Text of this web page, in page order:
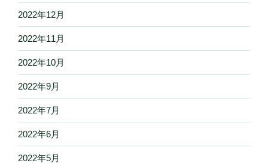
2022年12月
2022年11月
2022年10月
2022年9月
2022年7月
2022年6月
2022年5月